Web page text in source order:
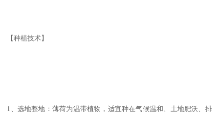
【种植技术】
1、选地整地：薄荷为温带植物，适宜种在气候温和、土地肥沃、排